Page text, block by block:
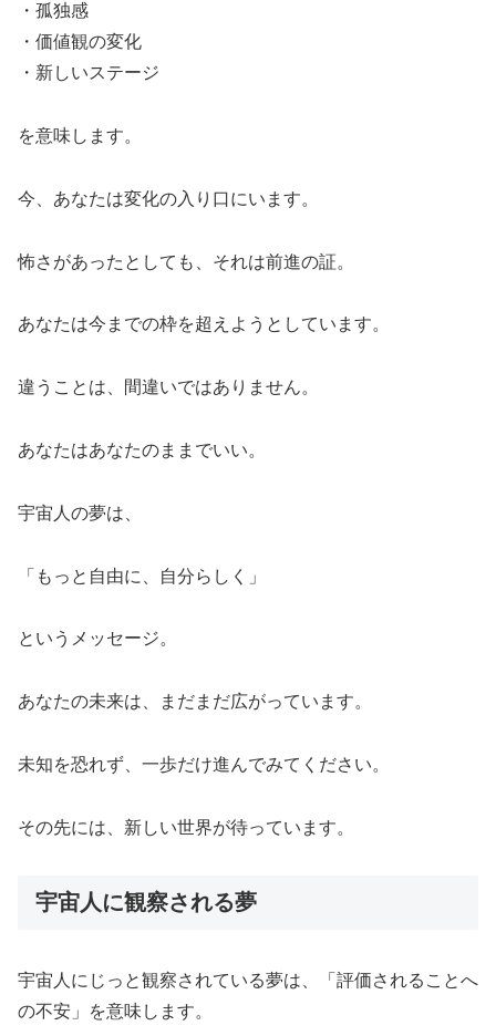
・孤独感
・価値観の変化
・新しいステージ
を意味します。
今、あなたは変化の入り口にいます。
怖さがあったとしても、それは前進の証。
あなたは今までの枠を超えようとしています。
違うことは、間違いではありません。
あなたはあなたのままでいい。
宇宙人の夢は、
「もっと自由に、自分らしく」
というメッセージ。
あなたの未来は、まだまだ広がっています。
未知を恐れず、一歩だけ進んでみてください。
その先には、新しい世界が待っています。
宇宙人に観察される夢
宇宙人にじっと観察されている夢は、「評価されることへ
の不安」を意味します。